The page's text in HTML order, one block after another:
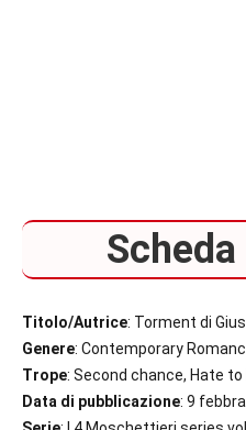
Titolo/Autrice: Torment di
Genere: Contemporary
Trope: Second chance, Hate to
Data di pubblicazione: 9